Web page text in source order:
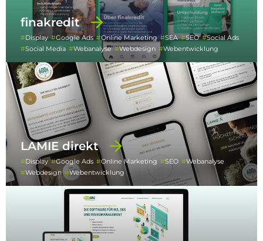
finakredit
Display Google Ads Online Marketing SEA SEO
Social Ads
Social Media
Webanalyse Webdesign Webentwicklung
LAMIE direkt
Display Google Ads Online Marketing SEO
Webanalyse
Webdesign
Webentwicklung